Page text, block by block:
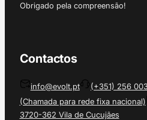
Obrigado pela compreensão!
Contactos
info@evolt.pt
(+351) 256
(Chamada para rede fixa nacional)
3720-362 Vila de Cucujães